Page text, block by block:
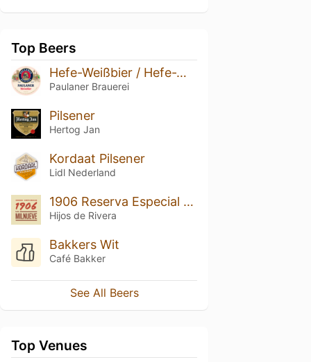
Top Beers
Hefe-Weißbier / Hefe-Weizen / Weissbier
Paulaner Brauerei
Pilsener
Hertog Jan
Kordaat Pilsener
Lidl Nederland
1906 Reserva Especial (La Milnueve)
Hijos de Rivera
Bakkers Wit
Café Bakker
See All Beers
Top Venues